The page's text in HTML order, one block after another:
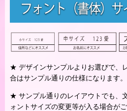
★ デザインサンプルよりお選びで、
合はサンプル通りの仕様になります。
★ サンプル通りのレイアウトでも、
ォントサイズの変更等が入る場合がご